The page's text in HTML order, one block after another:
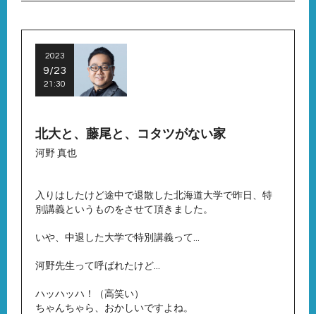
2023
9/23
21:30
北大と、藤尾と、コタツがない家
河野 真也
入りはしたけど途中で退散した北海道大学で昨日、特
別講義というものをさせて頂きました。
いや、中退した大学で特別講義って…
河野先生って呼ばれたけど…
ハッハッハ！（高笑い）
ちゃんちゃら、おかしいですよね。